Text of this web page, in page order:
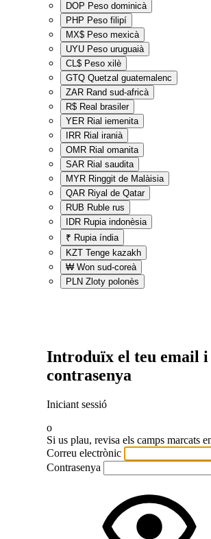
DOP Peso dominicà
PHP Peso filipí
MX$ Peso mexicà
UYU Peso uruguaià
CL$ Peso xilè
GTQ Quetzal guatemalenc
ZAR Rand sud-africà
R$ Real brasiler
YER Rial iemenita
IRR Rial iranià
OMR Rial omanita
SAR Rial saudita
MYR Ringgit de Malàisia
QAR Riyal de Qatar
RUB Ruble rus
IDR Rupia indonèsia
₹ Rupia índia
KZT Tenge kazakh
₩ Won sud-coreà
PLN Zloty polonès
Introduïx el teu email i
contrasenya
Iniciant sessió
o
Si us plau, revisa els camps marcats
Correu electrònic
Contrasenya